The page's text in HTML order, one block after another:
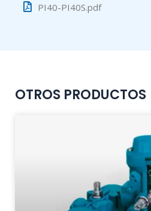
PI40-PI40S.pdf
OTROS PRODUCTOS